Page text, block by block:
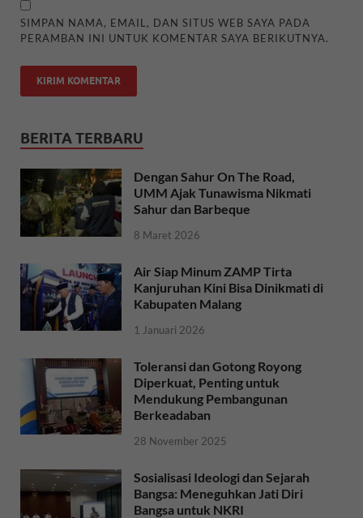
SIMPAN NAMA, EMAIL, DAN SITUS WEB SAYA PADA
PERAMBAN INI UNTUK KOMENTAR SAYA BERIKUTNYA.
BERITA TERBARU
Dengan Sahur On The Road,
UMM Ajak Tunawisma Nikmati
Sahur dan Barbeque
8 Maret 2026
Air Siap Minum ZAMP Tirta
Kanjuruhan Kini Bisa Dinikmati di
Kabupaten Malang
1 Januari 2026
Toleransi dan Gotong Royong
Diperkuat, Penting untuk
Mendukung Pembangunan
Berkeadaban
28 November 2025
Sosialisasi Ideologi dan Sejarah
Bangsa: Meneguhkan Jati Diri
Bangsa untuk NKRI